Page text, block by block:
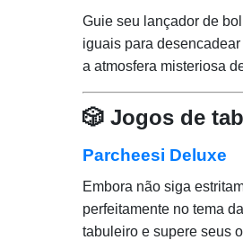
Guie seu lançador de
iguais para
a atmosfera misteriosa
🎲 Jogos de
Parcheesi Deluxe
Embora não siga
perfeitamente no tema
tabuleiro e supere seus